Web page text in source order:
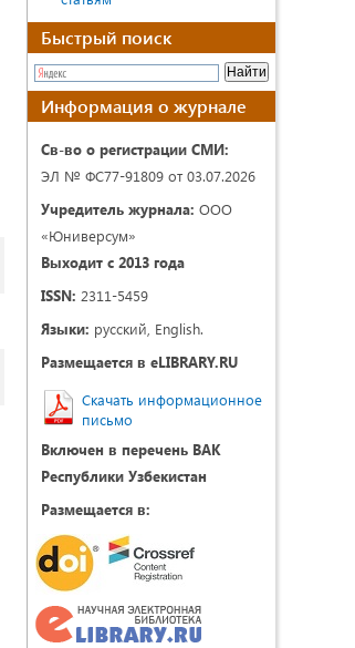
Быстрый поиск
Информация о журнале
Св-во о регистрации СМИ:
ЭЛ № ФС77-91809 от 03.07.2026
Учредитель журнала: ООО
«Юниверсум»
Выходит с 2013 года
ISSN: 2311-5459
Языки: русский, English.
Размещается в eLIBRARY.RU
Скачать информационное
письмо
Включен в перечень ВАК
Республики Узбекистан
Размещается в: